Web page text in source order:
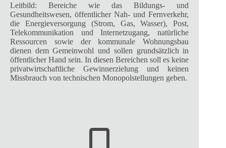
Leitbild: Bereiche wie das Bildungs- und
Gesundheitswesen, öffentlicher Nah- und Fernverkehr,
die Energieversorgung (Strom, Gas, Wasser), Post,
Telekommunikation und Internetzugang, natürliche
Ressourcen sowie der kommunale Wohnungsbau
dienen dem Gemeinwohl und sollen grundsätzlich in
öffentlicher Hand sein. In diesen Bereichen soll es keine
privatwirtschaftliche Gewinnerzielung und keinen
Missbrauch von technischen Monopolstellungen geben.